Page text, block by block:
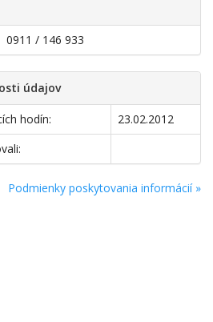
0911 / 146 933
údajov
hodín:
23.02.2012
Podmienky poskytovania informácií »